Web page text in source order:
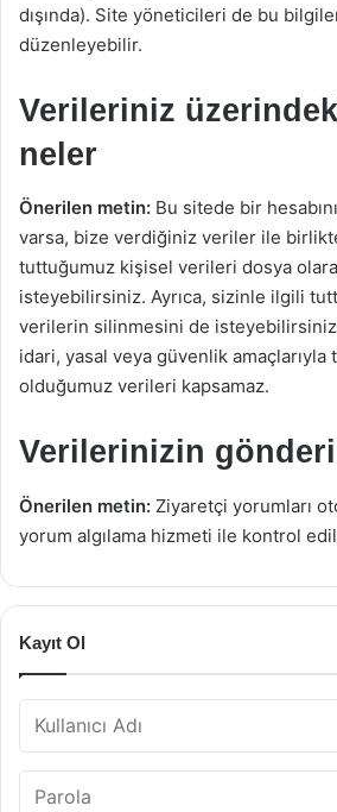
dışında). Site yöneticileri de bu
düzenleyebilir.
Verileriniz
neler
Önerilen metin: Bu sitede bir
varsa, bize verdiğiniz veriler ile
tuttuğumuz kişisel verileri dosya
isteyebilirsiniz. Ayrıca, sizinle ilgili
verilerin silinmesini de
idari, yasal veya güvenlik amaçlarıyla
olduğumuz verileri kapsamaz.
Verilerinizin
Önerilen metin: Ziyaretçi yorumları
yorum algılama hizmeti ile kontrol
Kayıt Ol